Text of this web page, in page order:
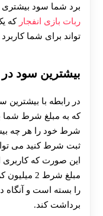
30 تا 50
برد شما سود بیشتری
ربات بازی انفجارکه
تواند برای شما
بیشترین سود در
در رابطه با بیشترین
که به مبلغ شرط شما
شرط خود را هر چه
ثبت شرط کنید می
این صورت که کاربری
برداشت کند.